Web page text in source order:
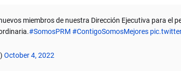
miembros de nuestra Dirección Ejecutiva para el
#SomosPRM #ContigoSomosMejores
October 4, 2022